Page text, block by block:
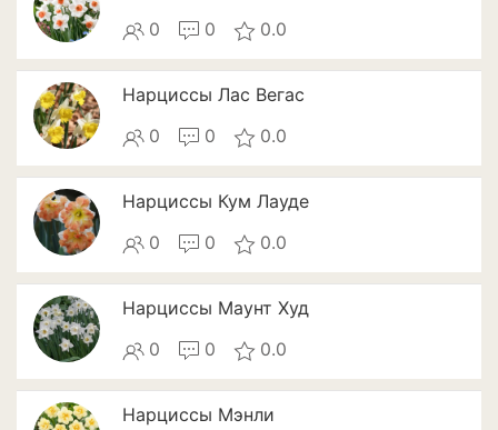
Тыква
Цветная капуста
Чеснок
Шпинат
Плодовые деревья и
кустарники
Абрикосы
Айва
Алыча
0 0 0.0
Нарциссы Лас Вегас
0 0 0.0
Нарциссы Кум Лауде
0 0 0.0
Нарциссы Маунт Худ
0 0 0.0
Нарциссы Мэнли